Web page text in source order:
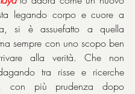
legando corpo e cuore a
si è assuefatto a quella
sempre con uno scopo ben
alla verità. Che non
tra risse e ricerche
con più prudenza dopo